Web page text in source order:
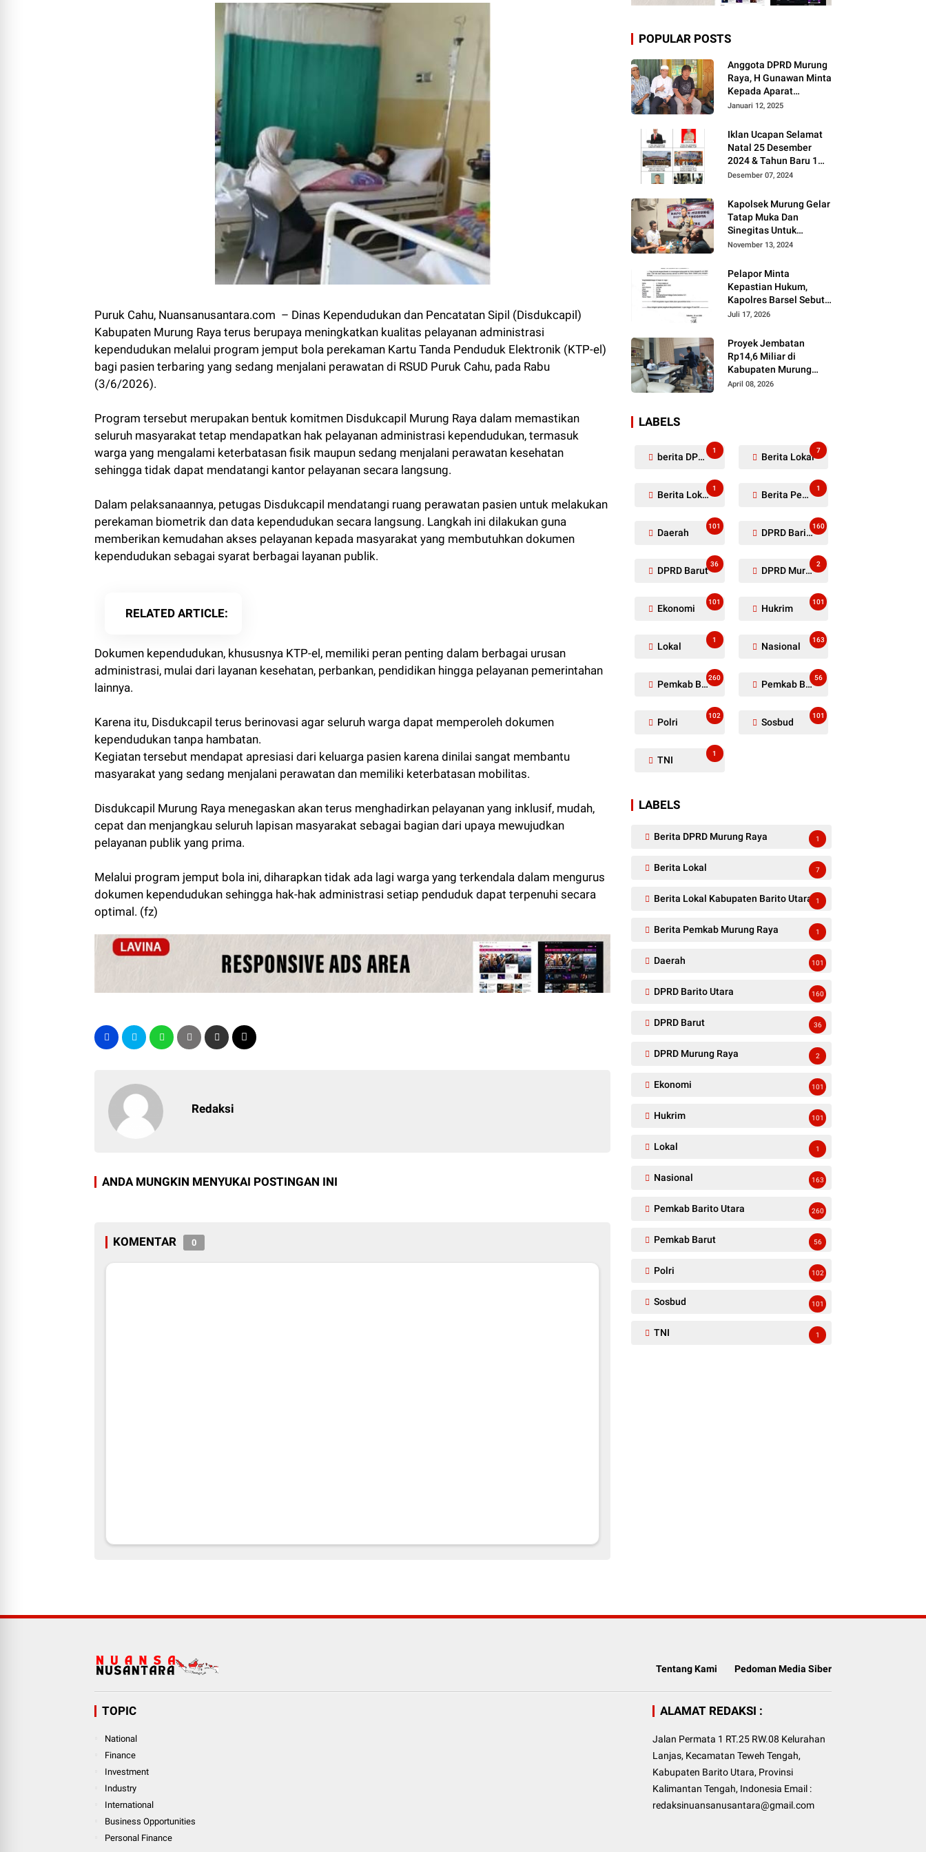
Puruk Cahu, Nuansanusantara.com – Dinas Kependudukan dan Pencatatan Sipil (Disdukcapil)
Kabupaten Murung Raya terus berupaya meningkatkan kualitas pelayanan administrasi
kependudukan melalui program jemput bola perekaman Kartu Tanda Penduduk Elektronik (KTP-el)
bagi pasien terbaring yang sedang menjalani perawatan di RSUD Puruk Cahu, pada Rabu
(3/6/2026).
Program tersebut merupakan bentuk komitmen Disdukcapil Murung Raya dalam memastikan
seluruh masyarakat tetap mendapatkan hak pelayanan administrasi kependudukan, termasuk
warga yang mengalami keterbatasan fisik maupun sedang menjalani perawatan kesehatan
sehingga tidak dapat mendatangi kantor pelayanan secara langsung.
Dalam pelaksanaannya, petugas Disdukcapil mendatangi ruang perawatan pasien untuk melakukan
perekaman biometrik dan data kependudukan secara langsung. Langkah ini dilakukan guna
memberikan kemudahan akses pelayanan kepada masyarakat yang membutuhkan dokumen
kependudukan sebagai syarat berbagai layanan publik.
RELATED ARTICLE
Dokumen kependudukan, khususnya KTP-el, memiliki peran penting dalam berbagai urusan
administrasi, mulai dari layanan kesehatan, perbankan, pendidikan hingga pelayanan pemerintahan
lainnya.
Karena itu, Disdukcapil terus berinovasi agar seluruh warga dapat memperoleh dokumen
kependudukan tanpa hambatan.
Kegiatan tersebut mendapat apresiasi dari keluarga pasien karena dinilai sangat membantu
masyarakat yang sedang menjalani perawatan dan memiliki keterbatasan mobilitas.
Disdukcapil Murung Raya menegaskan akan terus menghadirkan pelayanan yang inklusif, mudah,
cepat dan menjangkau seluruh lapisan masyarakat sebagai bagian dari upaya mewujudkan
pelayanan publik yang prima.
Melalui program jemput bola ini, diharapkan tidak ada lagi warga yang terkendala dalam mengurus
dokumen kependudukan sehingga hak-hak administrasi setiap penduduk dapat terpenuhi secara
optimal. (fz)
Redaksi
ANDA MUNGKIN MENYUKAI POSTINGAN INI
KOMENTAR 0
POPULAR POSTS
Anggota DPRD Murung
Raya, H Gunawan Minta
Kepada Aparat
Berantas judi dan
Instruksi Presiden RI
Januari 12, 2025
Iklan Ucapan Selamat
Natal 25 Desember
2024 & Tahun Baru 1
Januari 2025
Desember 07, 2024
Kapolsek Murung Gelar
Tatap Muka Dan
Sinegitas Untuk
Menjaga Situasi
Kondusif Dengan Insan
Pers
November 13, 2024
Pelapor Minta
Kepastian Hukum,
Kapolres Barsel Sebut
Dugaan Penyerobotan
Juli 17, 2026
Proyek Jembatan
Rp14,6 Miliar di
Kabupaten Murung
Raya Mangkrak,
April 08, 2026
LABELS
berita DPRD Murung Raya
1
Berita Lokal
7
Berita Lokal Kabupaten Barito Utara
1
Berita Pemkab Murung Raya
1
Daerah
101
DPRD Barito Utara
160
DPRD Barut
36
DPRD Murung Raya
2
Ekonomi
101
Hukrim
101
Lokal
1
Nasional
163
Pemkab Barito Utara
260
Pemkab Barut
56
Polri
102
Sosbud
101
TNI
1
LABELS
Berita DPRD Murung Raya 1
Berita Lokal 7
Berita Lokal Kabupaten Barito Utara 1
Berita Pemkab Murung Raya 1
Daerah 101
DPRD Barito Utara 160
DPRD Barut 36
DPRD Murung Raya 2
Ekonomi 101
Hukrim 101
Lokal 1
Nasional 163
Pemkab Barito Utara 260
Pemkab Barut 56
Polri 102
Sosbud 101
TNI 1
Tentang Kami Pedoman Media Siber
TOPIC
National
Finance
Investment
Industry
International
Business Opportunities
Personal Finance
ALAMAT REDAKSI :
Jalan Permata 1 RT.25 RW.08 Kelurahan
Lanjas, Kecamatan Teweh Tengah,
Kabupaten Barito Utara, Provinsi
Kalimantan Tengah, Indonesia Email :
redaksinuansanusantara@gmail.com